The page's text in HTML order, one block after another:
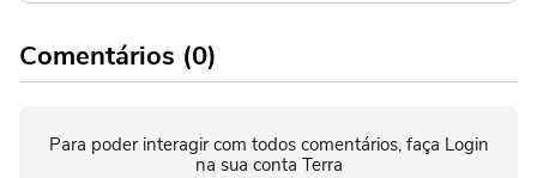
Comentários (0)
Para poder interagir com todos comentários, faça Login
na sua conta Terra